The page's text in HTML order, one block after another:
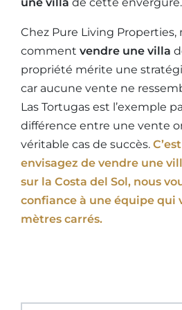
Chez Pure Living Properties,
comment vendre une villa
propriété mérite une
car aucune vente ne
Las Tortugas est l’exemple
différence entre une vente
véritable cas de succès.
envisagez de vendre une
sur la Costa del Sol, nous
confiance à une équipe qui
mètres carrés.